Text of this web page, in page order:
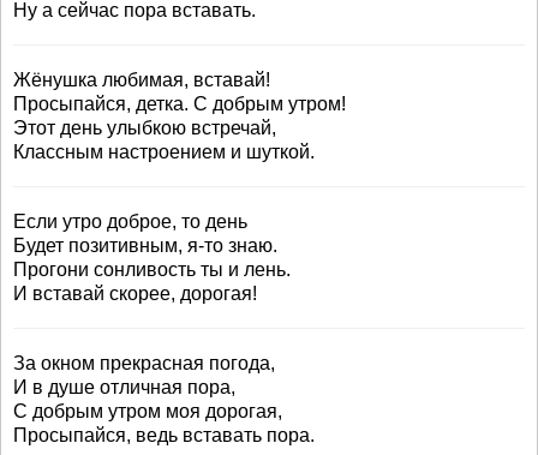
Ну а сейчас пора вставать.
Жёнушка любимая, вставай!
Просыпайся, детка. С добрым утром!
Этот день улыбкою встречай,
Классным настроением и шуткой.
Если утро доброе, то день
Будет позитивным, я-то знаю.
Прогони сонливость ты и лень.
И вставай скорее, дорогая!
За окном прекрасная погода,
И в душе отличная пора,
С добрым утром моя дорогая,
Просыпайся, ведь вставать пора.